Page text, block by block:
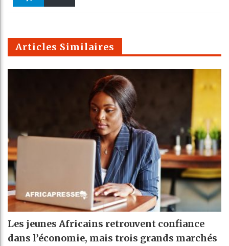
m
Articles Similaires
Les jeunes Africains retrouvent confiance
dans l’économie, mais trois grands marchés